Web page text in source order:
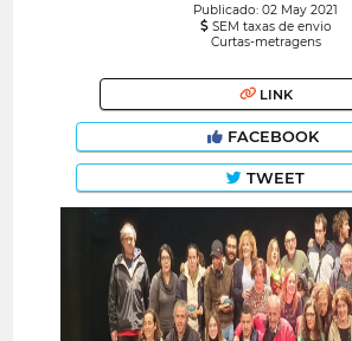
Publicado: 02 May 2021
SEM taxas de envio
Curtas-metragens
LINK
FACEBOOK
TWEET